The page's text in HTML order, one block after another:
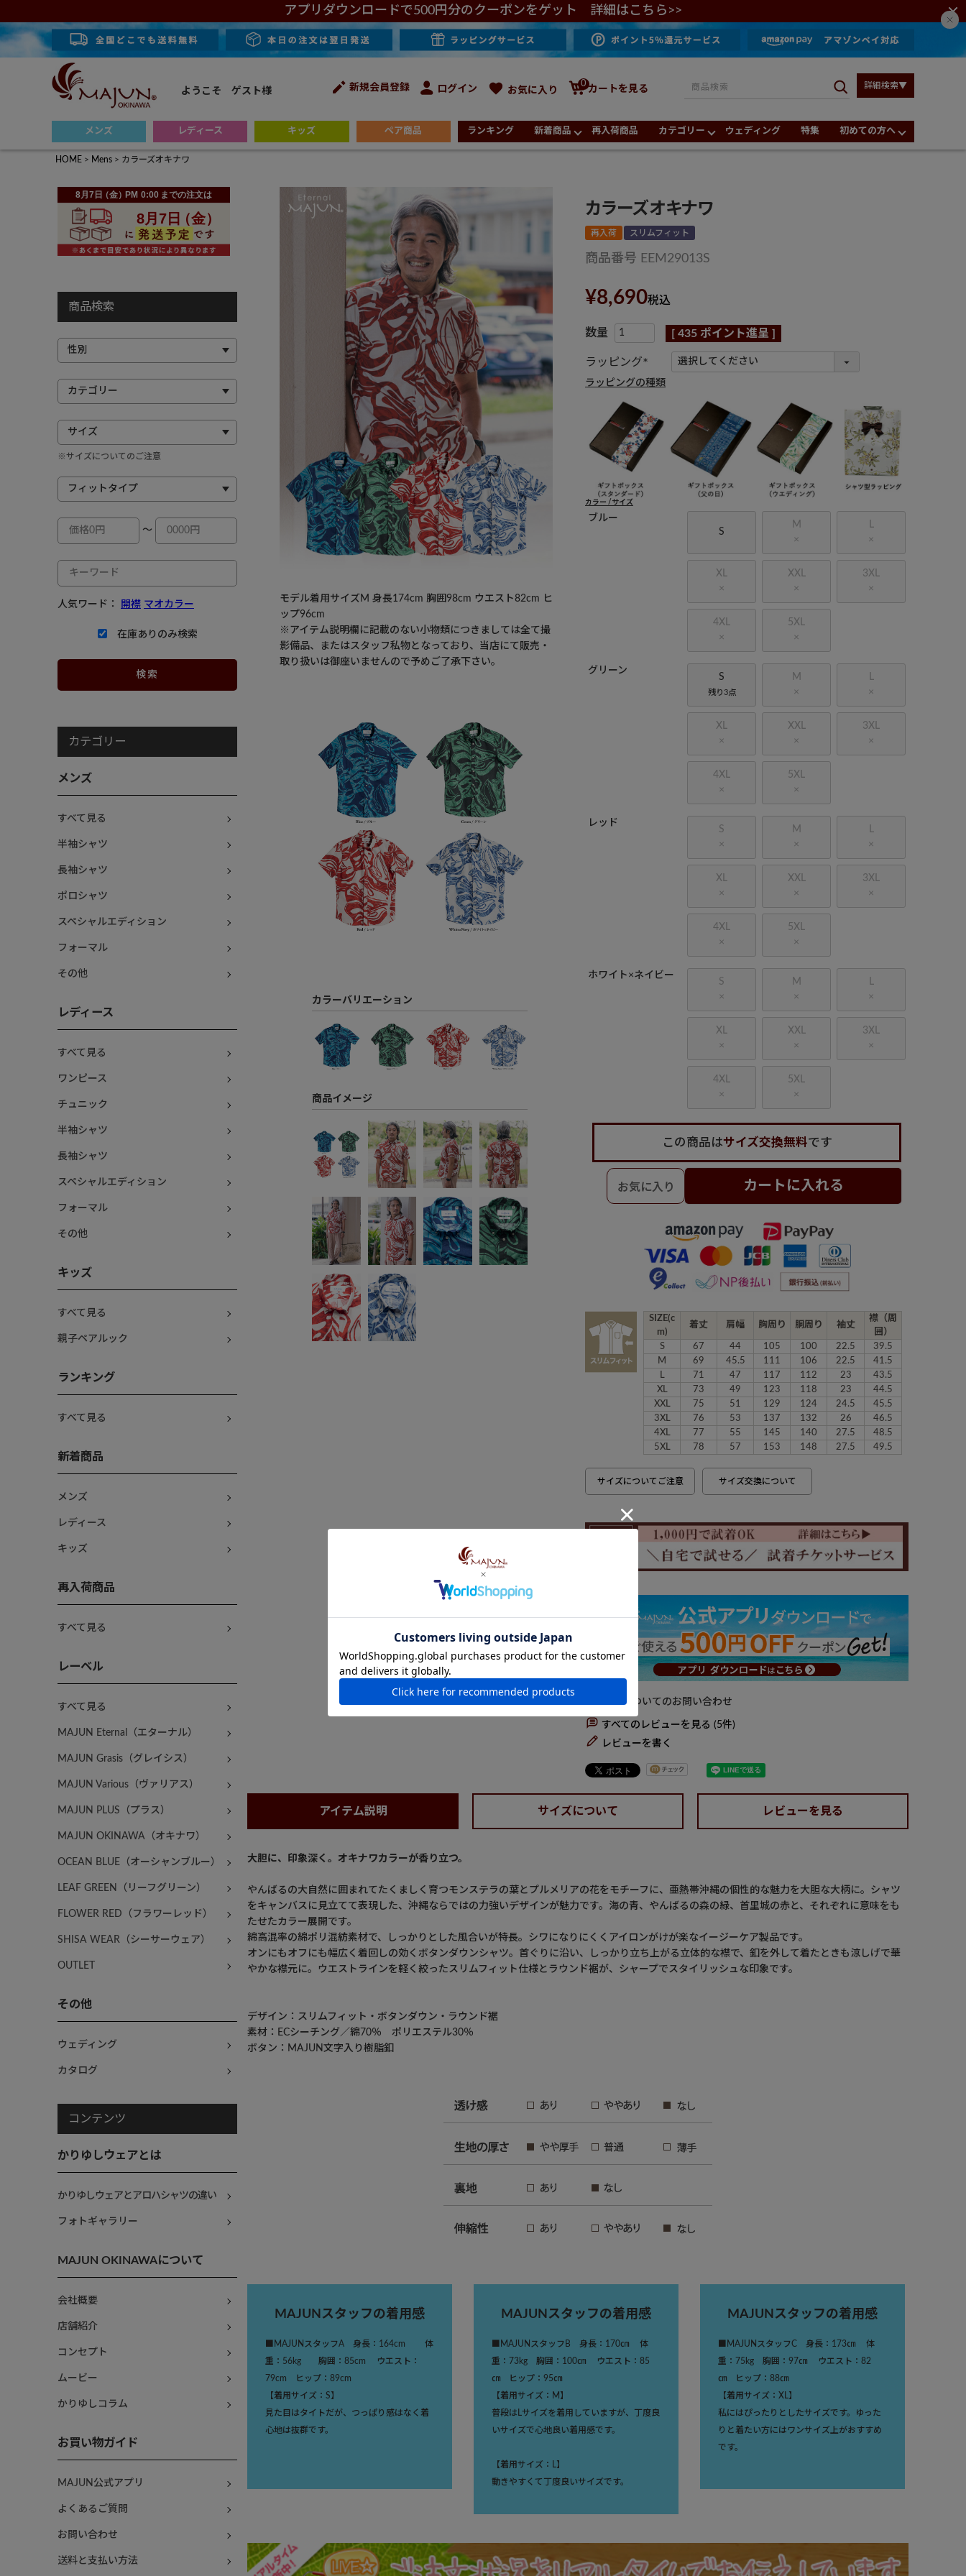
アプリダウンロードで500円分のクーポンをゲット 詳細はこちら>>
ようこそ ゲスト様 新規会員登録 ログイン お気に入り
0
カートを見る 詳細検索▼
メンズ レディース キッズ ペア商品 ランキング 新着商品 再入荷商品 カテゴリー ウェディング 特集 初めての方へ
HOME Mens カラーズオキナワ
商品検索
※サイズについてのご注意
～
人気ワード： 開襟 マオカラー
在庫ありのみ検索
カテゴリー
メンズ
すべて見る
半袖シャツ
長袖シャツ
ポロシャツ
スペシャルエディション
フォーマル
その他
レディース
すべて見る
ワンピース
チュニック
半袖シャツ
長袖シャツ
スペシャルエディション
フォーマル
その他
キッズ
すべて見る
親子ペアルック
ランキング
すべて見る
新着商品
メンズ
レディース
キッズ
再入荷商品
すべて見る
レーベル
すべて見る
MAJUN Eternal（エターナル）
MAJUN Grasis（グレイシス）
MAJUN Various（ヴァリアス）
MAJUN PLUS（プラス）
MAJUN OKINAWA（オキナワ）
OCEAN BLUE（オーシャンブルー）
LEAF GREEN（リーフグリーン）
FLOWER RED（フラワーレッド）
SHISA WEAR（シーサーウェア）
OUTLET
その他
ウェディング
カタログ
コンテンツ
かりゆしウェアとは
かりゆしウェアとアロハシャツの違い
フォトギャラリー
MAJUN OKINAWAについて
会社概要
店舗紹介
コンセプト
ムービー
かりゆしコラム
お買い物ガイド
MAJUN公式アプリ
よくあるご質問
お問い合わせ
送料と支払い方法
モデル着用サイズM 身長174cm 胸囲98cm ウエスト82cm ヒ
ップ96cm
※アイテム説明欄に記載のない小物類につきましては全て撮
影備品、またはスタッフ私物となっており、当店にて販売・
取り扱いは御座いませんので予めご了承下さい。
カラーバリエーション
商品イメージ
カラーズオキナワ
再入荷 スリムフィット
商品番号 EEM29013S
¥8,690税込
[ 435 ポイント進呈 ]
ラッピング
(
須
)
ラッピングの種類
カラー サイズ
ブルー
S
M
×
×
XL
×
XXL
×
3XL
×
4XL
×
5XL
×
グリーン
S
残り3点
M
×
×
XL
×
XXL
×
3XL
×
4XL
×
5XL
×
レッド
S
×
M
×
×
XL
×
XXL
×
3XL
×
4XL
×
5XL
×
ホワイト×ネイビー
S
×
M
×
×
XL
×
XXL
×
3XL
×
4XL
×
5XL
×
この商品はサイズ交換無料です
カートに入れる
SIZE(c
m)
着丈 肩幅 胸周り 胴周り 袖丈
襟（周
囲）
S
67 44 105 100 22.5
39.5
M
69 45.5 111 106 22.5
41.5
L
71 47 117 112 23
43.5
XL
73 49 123 118 23
44.5
XXL
75 51 129 124 24.5
45.5
3XL
76 53 137 132 26
46.5
4XL
77 55 145 140 27.5
48.5
5XL
78 57 153 148 27.5 49.5
サイズについてご注意 サイズ交換について
商品についてのお問い合わせ
すべてのレビューを見る
5
レビューを書く
アイテム説明 サイズについて レビューを見る
大胆に、印象深く。オキナワカラーが香り立つ。
やんばるの大自然に囲まれてたくましく育つモンステラの葉とプルメリアの花をモチーフに、亜熱帯沖縄の個性的な魅力を大胆な大柄に。シャツ
をキャンバスに見立てて表現した、沖縄ならではの力強いデザインが魅力です。海の青、やんばるの森の緑、首里城の赤と、それぞれに意味をも
たせたカラー展開です。
綿高混率の綿ポリ混紡素材で、しっかりとした風合いが特長。シワになりにくくアイロンがけが楽なイージーケア製品です。
オンにもオフにも幅広く着回しの効くボタンダウンシャツ。首ぐりに沿い、しっかり立ち上がる立体的な襟で、釦を外して着たときも涼しげで華
やかな襟元に。ウエストラインを軽く絞ったスリムフィット仕様とラウンド裾が、シャープでスタイリッシュな印象です。
デザイン：スリムフィット・ボタンダウン・ラウンド裾
素材：ECシーチング／綿70％ ポリエステル30％
ボタン：MAJUN文字入り樹脂釦
MAJUNスタッフの着用感
■MAJUNスタッフA 身長：164cm 体
重：56kg 胸囲：85cm ウエスト：
79cm ヒップ：89cm
【着用サイズ：S】
見た目はタイトだが、つっぱり感はなく着
心地は抜群です。
MAJUNスタッフの着用感
■MAJUNスタッフB 身長：170㎝ 体
重：73kg 胸囲：100㎝ ウエスト：85
㎝ ヒップ：95㎝
【着用サイズ：M】
普段はLサイズを着用していますが、丁度良
いサイズで心地良い着用感です。
【着用サイズ：L】
動きやすくて丁度良いサイズです。
MAJUNスタッフの着用感
■MAJUNスタッフC 身長：173㎝ 体
重：75kg 胸囲：97㎝ ウエスト：82
㎝ ヒップ：88㎝
【着用サイズ：XL】
私にはぴったりとしたサイズです。ゆった
りと着たい方にはワンサイズ上がおすすめ
です。